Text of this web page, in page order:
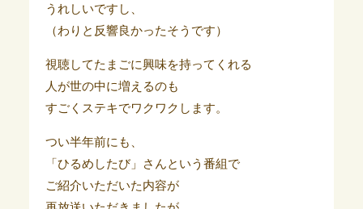
うれしいですし、
（わりと反響良かったそうです）
視聴してたまごに興味を持ってくれる
人が世の中に増えるのも
すごくステキでワクワクします。
つい半年前にも、
「ひるめしたび」さんという番組で
ご紹介いただいた内容が